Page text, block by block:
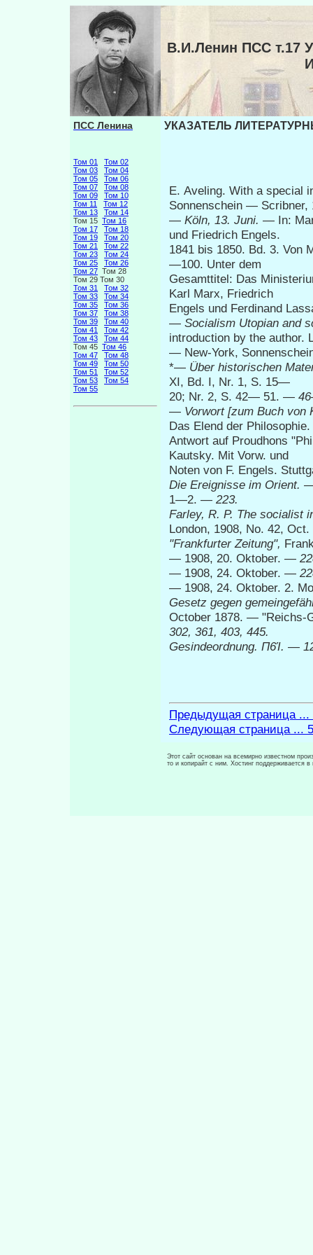
В.И.Ленин ПСС т.17
ПСС Ленина
Том 01
Том 02
Том 03
Том 04
Том 05
Том 06
Том 07
Том 08
Том 09
Том 10
Том 11
Том 12
Том 13
Том 14
Том 15 Том 16
Том 17
Том 18
Том 19
Том 20
Том 21
Том 22
Том 23
Том 24
Том 25
Том 26
Том 27 Том 28
Том 29 Том 30
Том 31
Том 32
Том 33
Том 34
Том 35
Том 36
Том 37
Том 38
Том 39
Том 40
Том 41
Том 42
Том 43
Том 44
Том 45 Том 46
Том 47
Том 48
Том 49
Том 50
Том 51
Том 52
Том 53
Том 54
Том 55
УКАЗАТЕЛЬ
Е. Aveling. With a special
Sonnenschein —
— Köln, 13. Juni. — In:
und Friedrich Engels.
1841 bis 1850. Bd. 3. Von
—100. Unter dem
Gesamttitel: Das
Karl Marx, Friedrich
Engels und Ferdinand
— Socialism Utopian and
introduction by the author.
— New-York,
*— Über historischen
XI, Bd. I, Nr. 1, S. 15—
20; Nr. 2, S. 42— 51. —
— Vorwort [zum Buch
Das Elend der Philosophie.
Antwort auf Proudhons
Kautsky. Mit Vorw. und
Noten von F. Engels.
Die Ereignisse im Orient. —
1—2. — 223.
Farley, R. P. The socialist
London, 1908, No. 42,
"FrankfurterZeitung",
— 1908, 20. Oktober. —
— 1908, 24. Oktober. —
— 1908, 24. Oktober. 2.
Gesetz gegen
October 1878. —
302, 361, 403, 445.
Gesindeordnung. Π6Ί. —
Предыдущая страница ...
Следующая страница ...
Этот сайт основан на всемирно известном
то и копирайт с ним. Хостинг поддерживается